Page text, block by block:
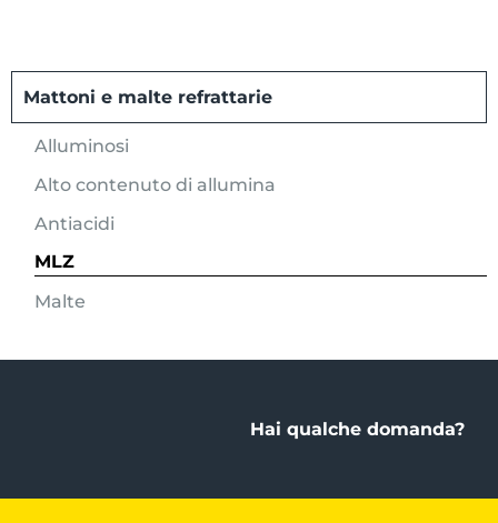
Mattoni e malte refrattarie
Alluminosi
Alto contenuto di allumina
Antiacidi
MLZ
Malte
Hai qualche domanda?